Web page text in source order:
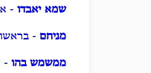
שמא יאבדו -
מניחם -
ממשמש בהו -